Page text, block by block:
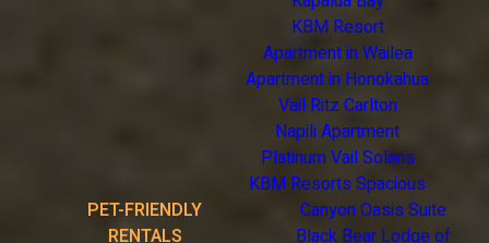
KBM Resort
Apartment in Wailea
Apartment in Honokahua
Vail Ritz Carlton
Napili Apartment
Platinum Vail Solaris
KBM Resorts Spacious
PET-FRIENDLY
RENTALS
Canyon Oasis Suite
Black Bear Lodge of